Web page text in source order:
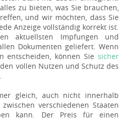
zu bieten, was Sie brauchen,
und wir möchten, dass Sie
Anzeige vollständig korrekt ist.
aktuellsten Impfungen und
Dokumenten geliefert. Wenn
entscheiden, können Sie sicher
vollen Nutzen und Schutz des
gleich, auch nicht innerhalb
verschiedenen Staaten
kann. Der Preis für einen